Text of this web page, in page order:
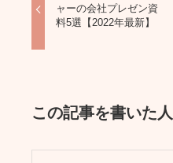
ャーの会社プレゼン資
料5選【2022年最新】
この記事を書いた人